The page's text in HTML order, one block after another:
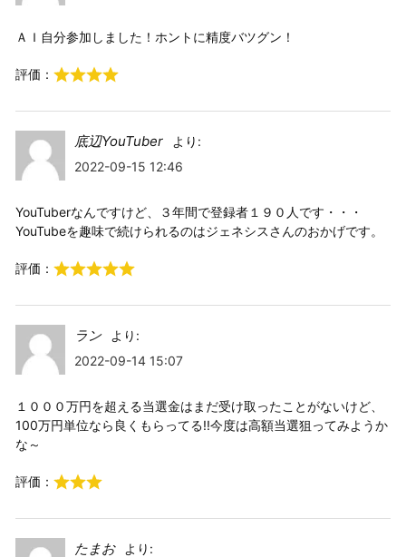
ＡＩ自分参加しました！ホントに精度バツグン！
評価：
底辺YouTuber
より:
2022-09-15 12:46
YouTuberなんですけど、３年間で登録者１９０人です・・・
YouTubeを趣味で続けられるのはジェネシスさんのおかげです。
評価：
ラン
より:
2022-09-14 15:07
１０００万円を超える当選金はまだ受け取ったことがないけど、
100万円単位なら良くもらってる!!今度は高額当選狙ってみようか
な～
評価：
たまお より: